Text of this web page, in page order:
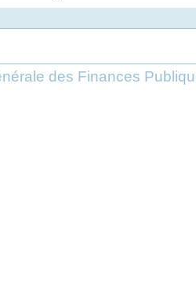
des Finances